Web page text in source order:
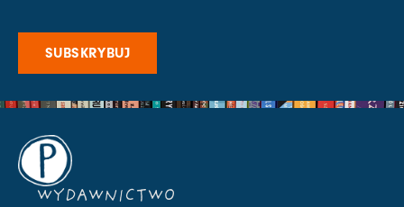
SUBSKRYBUJ
WYDAWNICTWO